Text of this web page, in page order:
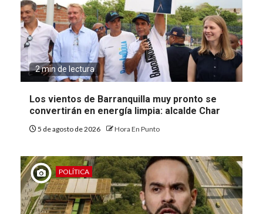
2 min de lectura
Los vientos de Barranquilla muy pronto se
convertirán en energía limpia: alcalde Char
5 de agosto de 2026 Hora En Punto
POLÍTICA